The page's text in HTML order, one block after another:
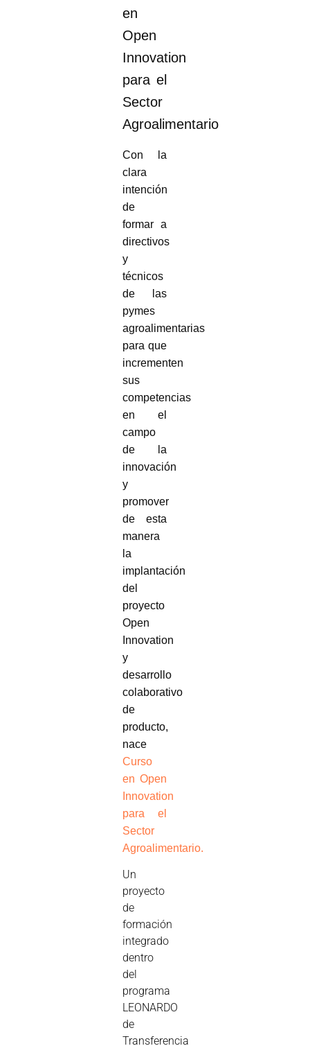
en
Open
Innovation
para el
Sector
Agroalimentario
Con la
clara
intención
de
formar a
directivos
y
técnicos
de las
pymes
agroalimentarias
para que
incrementen
sus
competencias
en el
campo
de la
innovación
y
promover
de esta
manera
la
implantación
del
proyecto
Open
Innovation
y
desarrollo
colaborativo
de
producto,
nace
Curso
en Open
Innovation
para el
Sector
Agroalimentario.
Un
proyecto
de
formación
integrado
dentro
del
programa
LEONARDO
de
Transferencia